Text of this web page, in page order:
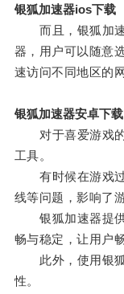
银狐加速器ios下载
而且，银狐加速
器，用户可以随意
速访问不同地区的网
银狐加速器安卓下载
对于喜爱游戏的
工具。
有时候在游戏过
线等问题，影响了
银狐加速器提供
畅与稳定，让用户
此外，使用银狐
性。